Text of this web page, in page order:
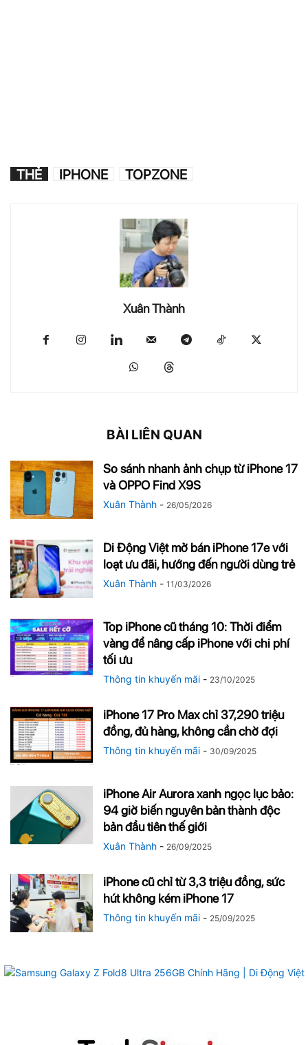
THẺ IPHONE TOPZONE
Xuân Thành
BÀI LIÊN QUAN
So sánh nhanh ảnh chụp từ iPhone 17
và OPPO Find X9S
Xuân Thành - 26/05/2026
Di Động Việt mở bán iPhone 17e với
loạt ưu đãi, hướng đến người dùng trẻ
Xuân Thành - 11/03/2026
Top iPhone cũ tháng 10: Thời điểm
vàng để nâng cấp iPhone với chi phí
tối ưu
Thông tin khuyến mãi - 23/10/2025
iPhone 17 Pro Max chỉ 37,290 triệu
đồng, đủ hàng, không cần chờ đợi
Thông tin khuyến mãi - 30/09/2025
iPhone Air Aurora xanh ngọc lục bảo:
94 giờ biến nguyên bản thành độc
bản đầu tiên thế giới
Xuân Thành - 26/09/2025
iPhone cũ chỉ từ 3,3 triệu đồng, sức
hút không kém iPhone 17
Thông tin khuyến mãi - 25/09/2025